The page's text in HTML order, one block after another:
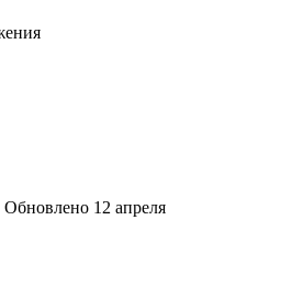
Обновлено 12 апреля